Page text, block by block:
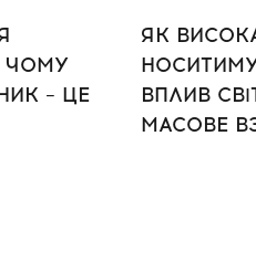
ЧОМУ
– ЦЕ
ЯК
ВПЛИВ
МАСОВЕ